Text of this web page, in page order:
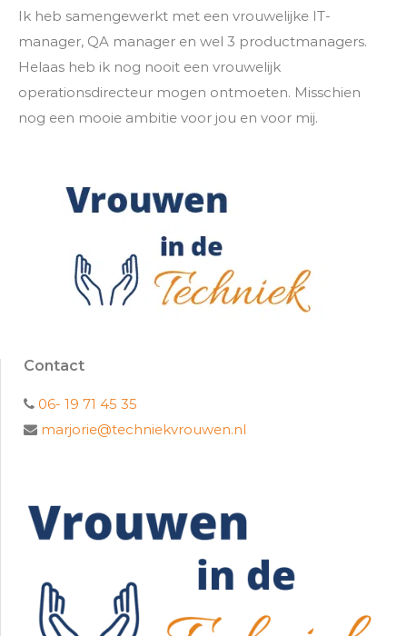
Ik heb samengewerkt met een vrouwelijke IT-
manager, QA manager en wel 3 productmanagers.
Helaas heb ik nog nooit een vrouwelijk
operationsdirecteur mogen ontmoeten. Misschien
nog een mooie ambitie voor jou en voor mij.
Contact
06- 19 71 45 35
marjorie@techniekvrouwen.nl